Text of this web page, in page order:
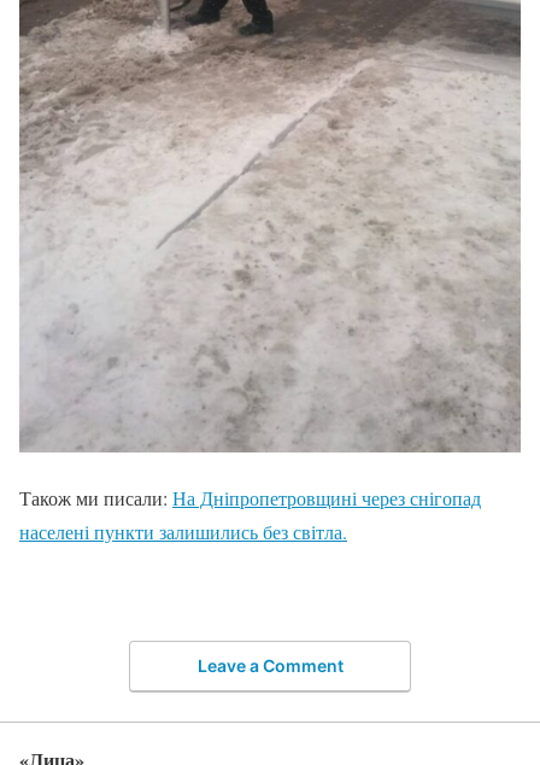
Також ми писали: На Дніпропетровщині через снігопад
населені пункти залишились без світла.
Leave a Comment
«Лица»